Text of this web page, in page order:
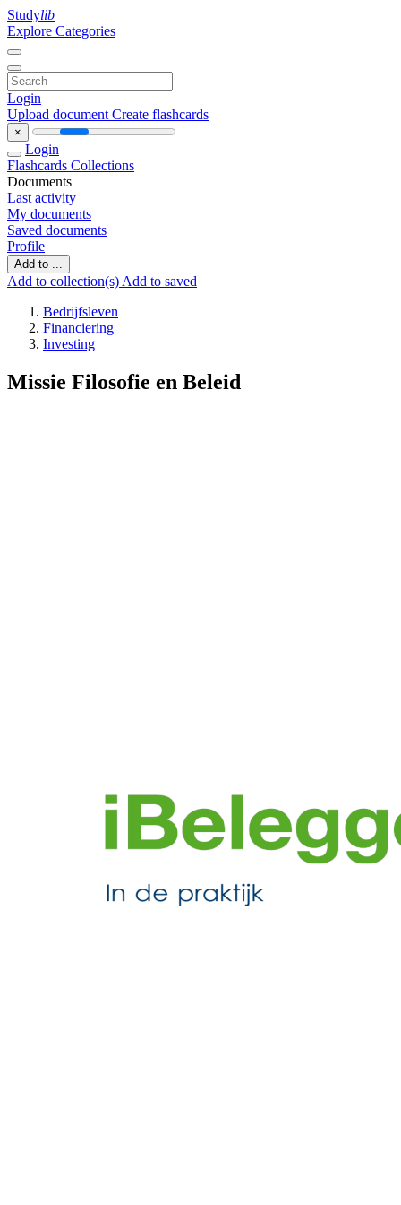
Studylib
Explore Categories
Login
Upload document Create flashcards
×
Login
Flashcards Collections
Documents
Last activity
My documents
Saved documents
Profile
Add to ...
Add to collection(s) Add to saved
Bedrijfsleven
Financiering
Investing
Missie Filosofie en Beleid